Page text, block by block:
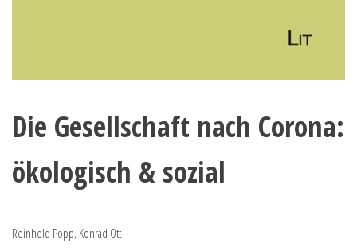
Die Gesellschaft nach Corona:
ökologisch & sozial
Reinhold Popp, Konrad Ott